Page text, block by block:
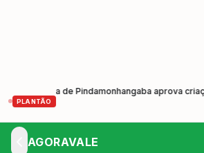
PLANTÃO
Câmara de Pindamonhangaba aprova criação
AGORAVALE